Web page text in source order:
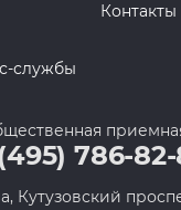
службы
786-
Кутузовский